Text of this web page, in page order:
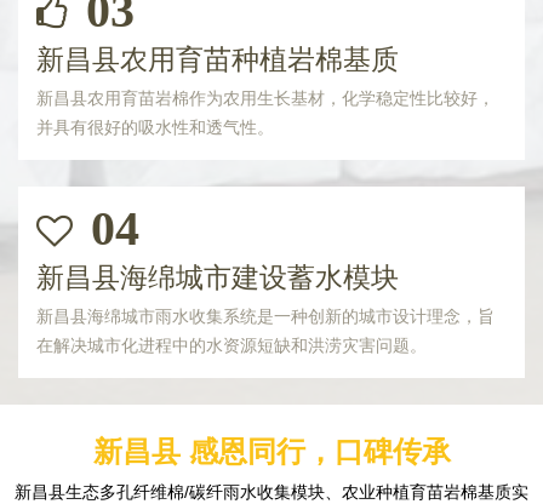
新昌县农用育苗种植岩棉基质
新昌县农用育苗岩棉作为农用生长基材，化学稳定性比较好，
并具有很好的吸水性和透气性。
04
新昌县海绵城市建设蓄水模块
新昌县海绵城市雨水收集系统是一种创新的城市设计理念，旨
在解决城市化进程中的水资源短缺和洪涝灾害问题。
新昌县 感恩同行，口碑传承
新昌县生态多孔纤维棉/碳纤雨水收集模块、农业种植育苗岩棉基质实